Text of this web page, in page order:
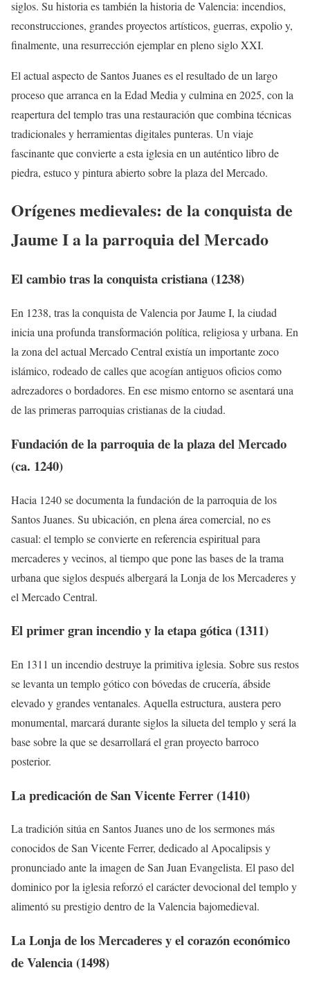
siglos. Su historia es también la historia de Valencia: incendios,
reconstrucciones, grandes proyectos artísticos, guerras, expolio y,
finalmente, una resurrección ejemplar en pleno siglo XXI.
El actual aspecto de Santos Juanes es el resultado de un largo
proceso que arranca en la Edad Media y culmina en 2025, con la
reapertura del templo tras una restauración que combina técnicas
tradicionales y herramientas digitales punteras. Un viaje
fascinante que convierte a esta iglesia en un auténtico libro de
piedra, estuco y pintura abierto sobre la plaza del Mercado.
Orígenes medievales: de la conquista de
Jaume I a la parroquia del Mercado
El cambio tras la conquista cristiana (1238)
En 1238, tras la conquista de Valencia por Jaume I, la ciudad
inicia una profunda transformación política, religiosa y urbana. En
la zona del actual Mercado Central existía un importante zoco
islámico, rodeado de calles que acogían antiguos oficios como
adrezadores o bordadores. En ese mismo entorno se asentará una
de las primeras parroquias cristianas de la ciudad.
Fundación de la parroquia de la plaza del Mercado
(ca. 1240)
Hacia 1240 se documenta la fundación de la parroquia de los
Santos Juanes. Su ubicación, en plena área comercial, no es
casual: el templo se convierte en referencia espiritual para
mercaderes y vecinos, al tiempo que pone las bases de la trama
urbana que siglos después albergará la Lonja de los Mercaderes y
el Mercado Central.
El primer gran incendio y la etapa gótica (1311)
En 1311 un incendio destruye la primitiva iglesia. Sobre sus restos
se levanta un templo gótico con bóvedas de crucería, ábside
elevado y grandes ventanales. Aquella estructura, austera pero
monumental, marcará durante siglos la silueta del templo y será la
base sobre la que se desarrollará el gran proyecto barroco
posterior.
La predicación de San Vicente Ferrer (1410)
La tradición sitúa en Santos Juanes uno de los sermones más
conocidos de San Vicente Ferrer, dedicado al Apocalipsis y
pronunciado ante la imagen de San Juan Evangelista. El paso del
dominico por la iglesia reforzó el carácter devocional del templo y
alimentó su prestigio dentro de la Valencia bajomedieval.
La Lonja de los Mercaderes y el corazón económico
de Valencia (1498)